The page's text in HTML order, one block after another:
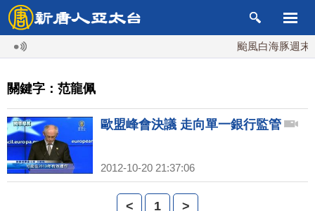
颱風白海豚週末
關鍵字：范龍佩
歐盟峰會決議 走向單一銀行監管
2012-10-20 21:37:06
< 1 >